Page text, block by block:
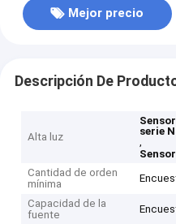
Mejor precio
Descripción De
Alta luz
serie
,
Cantidad de orden
mínima
Capacidad de la
fuente